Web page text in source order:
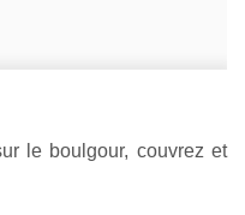
le boulgour, couvrez et